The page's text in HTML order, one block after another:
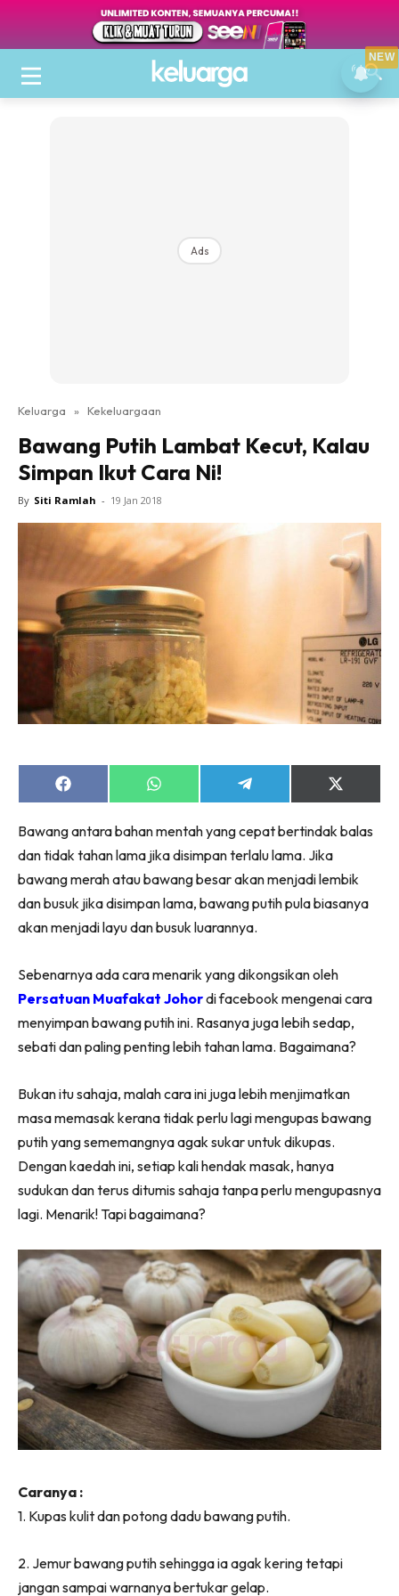
Ads
Keluarga » Kekeluargaan
Bawang Putih Lambat Kecut, Kalau
Simpan Ikut Cara Ni!
By Siti Ramlah - 19 Jan 2018
Share
on
Share
on
Share
on
Share
on
(Twitter)
Bawang antara bahan mentah yang cepat bertindak balas
dan tidak tahan lama jika disimpan terlalu lama. Jika
bawang merah atau bawang besar akan menjadi lembik
dan busuk jika disimpan lama, bawang putih pula biasanya
akan menjadi layu dan busuk luarannya.
Sebenarnya ada cara menarik yang dikongsikan oleh
Persatuan Muafakat Johordi facebook mengenai cara
menyimpan bawang putih ini. Rasanya juga lebih sedap,
sebati dan paling penting lebih tahan lama. Bagaimana?
Bukan itu sahaja, malah cara ini juga lebih menjimatkan
masa memasak kerana tidak perlu lagi mengupas bawang
putih yang sememangnya agak sukar untuk dikupas.
Dengan kaedah ini, setiap kali hendak masak, hanya
sudukan dan terus ditumis sahaja tanpa perlu mengupasnya
lagi. Menarik! Tapi bagaimana?
Caranya :
1. Kupas kulit dan potong dadu bawang putih.
2. Jemur bawang putih sehingga ia agak kering tetapi
jangan sampai warnanya bertukar gelap.
NEW